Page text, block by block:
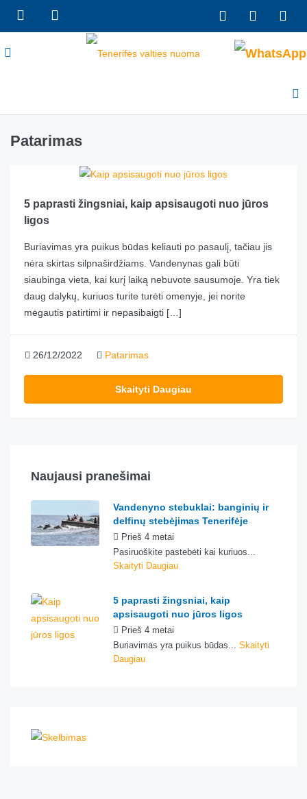
Patarimas
5 paprasti žingsniai, kaip apsisaugoti nuo jūros
ligos
Buriavimas yra puikus būdas keliauti po pasaulį, tačiau jis
nėra skirtas silpnaširdžiams. Vandenynas gali būti
siaubinga vieta, kai kurį laiką nebuvote sausumoje. Yra tiek
daug dalykų, kuriuos turite turėti omenyje, jei norite
mėgautis patirtimi ir nepasibaigti […]
26/12/2022 Patarimas
Skaityti Daugiau
Naujausi pranešimai
Vandenyno stebuklai: banginių ir
delfinų stebėjimas Tenerifėje
Prieš 4 metai
Pasiruoškite pastebėti kai kuriuos...
Skaityti Daugiau
5 paprasti žingsniai, kaip
apsisaugoti nuo jūros ligos
Prieš 4 metai
Buriavimas yra puikus būdas... Skaityti
Daugiau